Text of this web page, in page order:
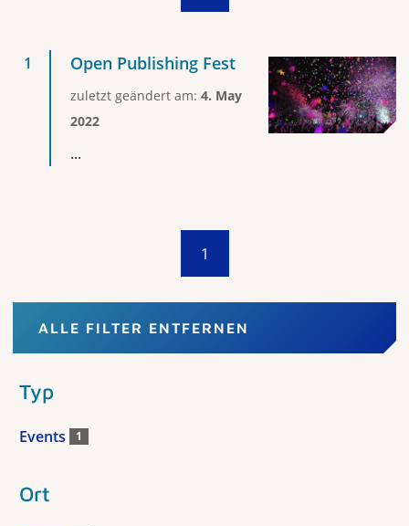
Open Publishing Fest
zuletzt geändert am: 4. May
2022
...
1
ALLE FILTER ENTFERNEN
Typ
Events 1
Ort